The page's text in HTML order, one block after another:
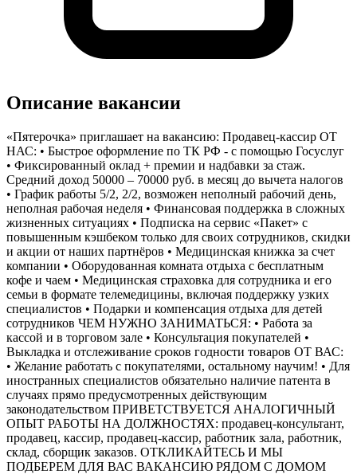
Описание вакансии
«Пятерочка» приглашает на вакансию: Продавец-кассир ОТ
НАС: • Быстрое оформление по ТК РФ - с помощью Госуслуг
• Фиксированный оклад + премии и надбавки за стаж.
Средний доход 50000 – 70000 руб. в месяц до вычета налогов
• График работы 5/2, 2/2, возможен неполный рабочий день,
неполная рабочая неделя • Финансовая поддержка в сложных
жизненных ситуациях • Подписка на сервис «Пакет» с
повышенным кэшбеком только для своих сотрудников, скидки
и акции от наших партнёров • Медицинская книжка за счет
компании • Оборудованная комната отдыха с бесплатным
кофе и чаем • Медицинская страховка для сотрудника и его
семьи в формате телемедицины, включая поддержку узких
специалистов • Подарки и компенсация отдыха для детей
сотрудников ЧЕМ НУЖНО ЗАНИМАТЬСЯ: • Работа за
кассой и в торговом зале • Консультация покупателей •
Выкладка и отслеживание сроков годности товаров ОТ ВАС:
• Желание работать с покупателями, остальному научим! • Для
иностранных специалистов обязательно наличие патента в
случаях прямо предусмотренных действующим
законодательством ПРИВЕТСТВУЕТСЯ АНАЛОГИЧНЫЙ
ОПЫТ РАБОТЫ НА ДОЛЖНОСТЯХ: продавец-консультант,
продавец, кассир, продавец-кассир, работник зала, работник,
склад, сборщик заказов. ОТКЛИКАЙТЕСЬ И МЫ
ПОДБЕРЕМ ДЛЯ ВАС ВАКАНСИЮ РЯДОМ С ДОМОМ